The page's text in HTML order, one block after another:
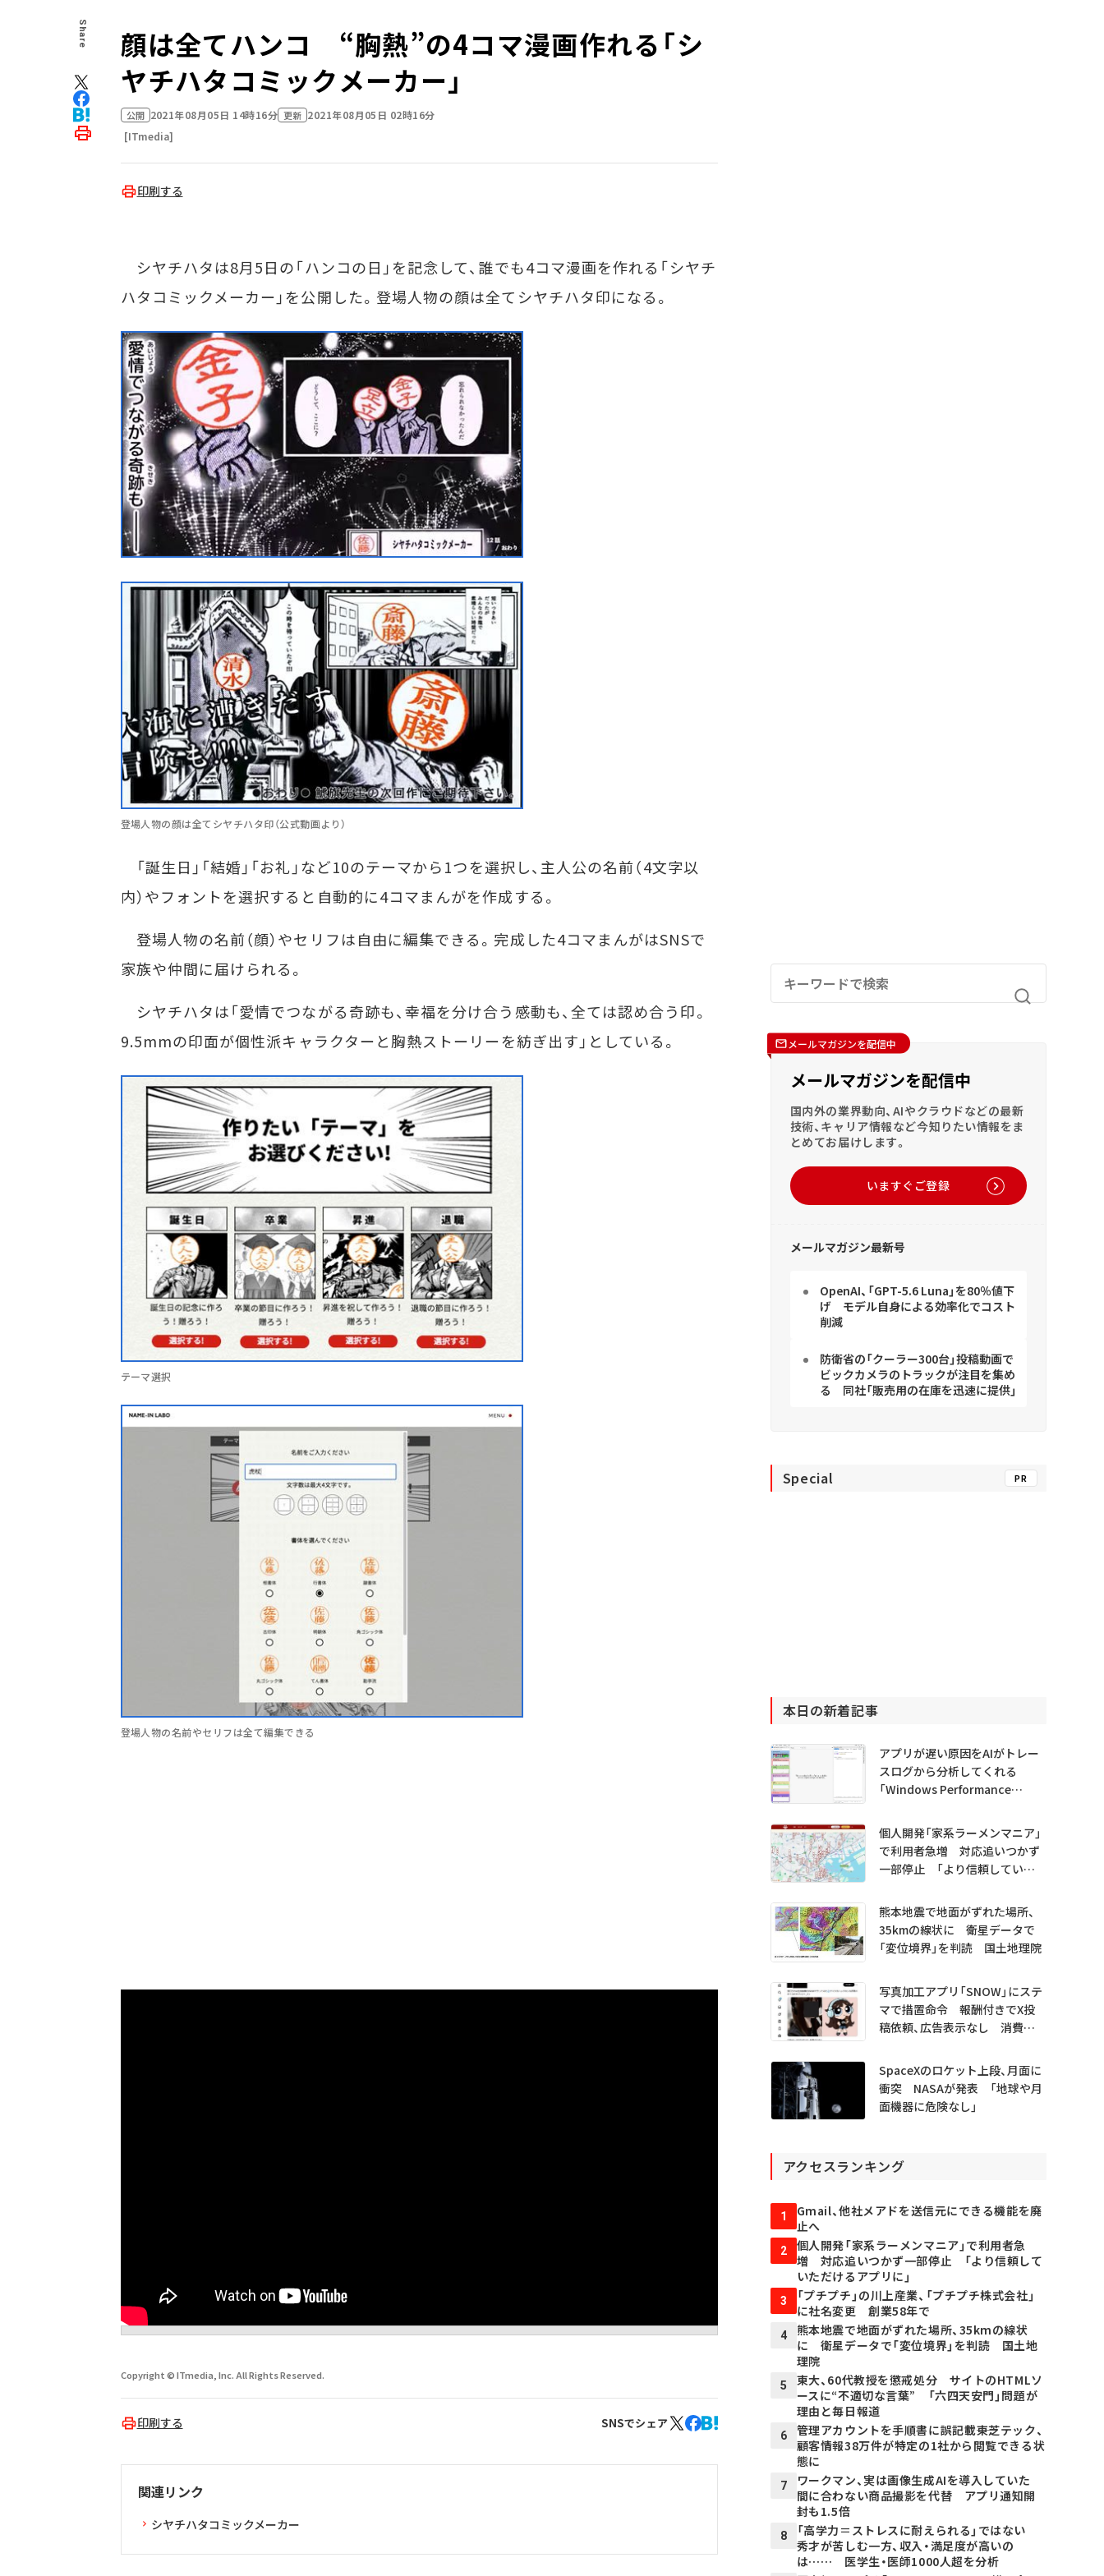
Share
顔は全てハンコ “胸熱”の4コマ漫画作れる「シ
ヤチハタコミックメーカー」
公開 2021年08月05日 14時16分 更新 2021年08月05日 02時16分
[ITmedia]
印刷する
シヤチハタは8月5日の「ハンコの日」を記念して、誰でも4コマ漫画を作れる「シヤチ
ハタコミックメーカー」を公開した。登場人物の顔は全てシヤチハタ印になる。
登場人物の顔は全てシヤチハタ印（公式動画より）
「誕生日」「結婚」「お礼」など10のテーマから1つを選択し、主人公の名前（4文字以
内）やフォントを選択すると自動的に4コマまんがを作成する。
登場人物の名前（顔）やセリフは自由に編集できる。完成した4コマまんがはSNSで
家族や仲間に届けられる。
シヤチハタは「愛情でつながる奇跡も、幸福を分け合う感動も、全ては認め合う印。
9.5mmの印面が個性派キャラクターと胸熱ストーリーを紡ぎ出す」としている。
テーマ選択
登場人物の名前やセリフは全て編集できる
Copyright © ITmedia, Inc. All Rights Reserved.
印刷する SNSでシェア
関連リンク
シヤチハタコミックメーカー
メールマガジンを配信中
メールマガジンを配信中
国内外の業界動向、AIやクラウドなどの最新
技術、キャリア情報など今知りたい情報をま
とめてお届けします。
いますぐご登録
メールマガジン最新号
OpenAI、「GPT-5.6 Luna」を80％値下
げ モデル自身による効率化でコスト
削減
防衛省の「クーラー300台」投稿動画で
ビックカメラのトラックが注目を集め
る 同社「販売用の在庫を迅速に提供」
Special PR
本日の新着記事
アプリが遅い原因をAIがトレー
スログから分析してくれる
「Windows Performance
プレビュー公開
個人開発「家系ラーメンマニア」
で利用者急増 対応追いつかず
一部停止 「より信頼していた
熊本地震で地面がずれた場所、
35kmの線状に 衛星データで
「変位境界」を判読 国土地理院
写真加工アプリ「SNOW」にステ
マで措置命令 報酬付きでX投
稿依頼、広告表示なし 消費者
SpaceXのロケット上段、月面に
衝突 NASAが発表 「地球や月
面機器に危険なし」
アクセスランキング
1
Gmail、他社メアドを送信元にできる機能を廃
止へ
2
個人開発「家系ラーメンマニア」で利用者急
増 対応追いつかず一部停止 「より信頼して
いただけるアプリに」
3
「プチプチ」の川上産業、「プチプチ株式会社」
に社名変更 創業58年で
4
熊本地震で地面がずれた場所、35kmの線状
に 衛星データで「変位境界」を判読 国土地
理院
5
東大、60代教授を懲戒処分 サイトのHTMLソ
ースに“不適切な言葉” 「六四天安門」問題が
理由と毎日報道
6
管理アカウントを手順書に誤記載――東芝テック、
顧客情報38万件が特定の1社から閲覧できる状
態に
7
ワークマン、実は画像生成AIを導入していた
間に合わない商品撮影を代替 アプリ通知開
封も1.5倍
8
「高学力＝ストレスに耐えられる」ではない
秀才が苦しむ一方、収入・満足度が高いの
は…… 医学生・医師1000人超を分析